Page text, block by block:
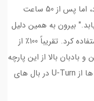
وقتی بال فوق سبک باشد سود نمی برد، اما پس از 50 ساعت
بیرون به همین دلیل
از Skytex 38 (38 گرم در متر مربع) استفاده کرد. تقریباً 100٪ از
بادبان بالا از این پارچه
ساخته شده است. این ماده برای سال ها از U-Turn در بال های